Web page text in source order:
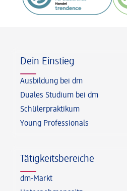
Dein Einstieg
Ausbildung bei dm
Duales Studium bei dm
Schülerpraktikum
Young Professionals
Tätigkeitsbereiche
dm-Markt